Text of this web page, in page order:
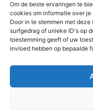
Om de beste ervaringen te
cookies om informatie over
Door in te stemmen met
surfgedrag of unieke ID's op
toestemming geeft of uw
invloed hebben op bepaalde